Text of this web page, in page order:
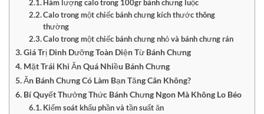
Hàm lượng calo trong 100gr bánh chưng luộc
Calo trong một chiếc bánh chưng kích thước thông
thường
Calo trong một chiếc bánh chưng nhỏ và bánh chưng rán
Giá Trị Dinh Dưỡng Toàn Diện Từ Bánh Chưng
Mặt Trái Khi Ăn Quá Nhiều Bánh Chưng
Ăn Bánh Chưng Có Làm Bạn Tăng Cân Không?
Bí Quyết Thưởng Thức Bánh Chưng Ngon Mà Không Lo Béo
Kiểm soát khẩu phần và tần suất ăn